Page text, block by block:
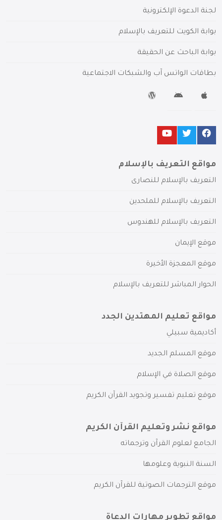
لجنة الدعوة الإلكترونية
بوابة الكويت للتعريف بالإسلام
بوابة الباحث عن الحقيقة
بطاقات الواتس آب والشبكات الاجتماعية
مواقع التعريف بالإسلام
التعريف بالإسلام للنصارى
التعريف بالإسلام للملحدين
التعريف بالإسلام للهندوس
موقع الإيمان
موقع المعجزة الأخيرة
الحوار المباشر للتعريف بالإسلام
مواقع تعليم المهتدين الجدد
أكاديمية سبيلي
موقع المسلم الجديد
موقع الصلاة في الإسلام
موقع تعليم تفسير وتجويد القرآن الكريم
مواقع نشر وتعليم القرآن الكريم
الجامع لعلوم القرآن وترجماته
السنة النبوية وعلومها
موقع الترجمات الصوتية للقرآن الكريم
مواقع تطوير مهارات الدعاة